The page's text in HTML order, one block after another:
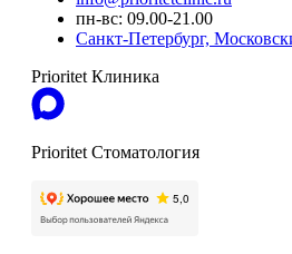
пн-вс: 09.00-21.00
Санкт-Петербург,
Prioritet Клиника
Prioritet Стоматология